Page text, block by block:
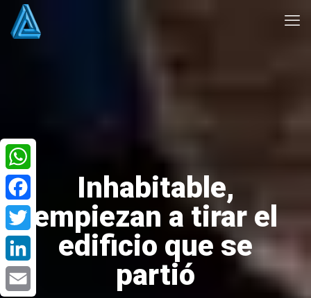
Inhabitable,
empiezan a tirar el
edificio que se
partió
WhatsApp
Facebook
Twitter
LinkedIn